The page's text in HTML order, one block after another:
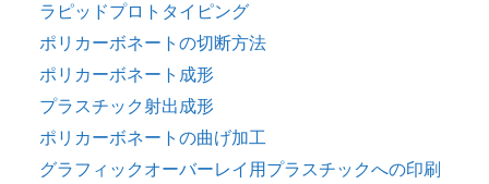
ラピッドプロトタイピング
ポリカーボネートの切断方法
ポリカーボネート成形
プラスチック射出成形
ポリカーボネートの曲げ加工
グラフィックオーバーレイ用プラスチックへの印刷